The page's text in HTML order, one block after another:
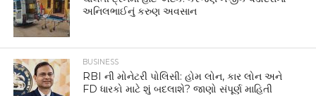
અનિલભાઈનું કરુણ અવસાન
BUSINESS
RBI ની મોનેટરી પોલિસી: હોમ લોન, કાર લોન અને
FD ધારકો માટે શું બદલાશે? જાણો સંપૂર્ણ માહિતી